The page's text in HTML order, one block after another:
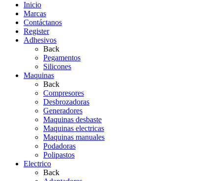
Inicio
Marcas
Contáctanos
Register
Adhesivos
Back
Pegamentos
Silicones
Maquinas
Back
Compresores
Desbrozadoras
Generadores
Maquinas desbaste
Maquinas electricas
Maquinas manuales
Podadoras
Polipastos
Electrico
Back